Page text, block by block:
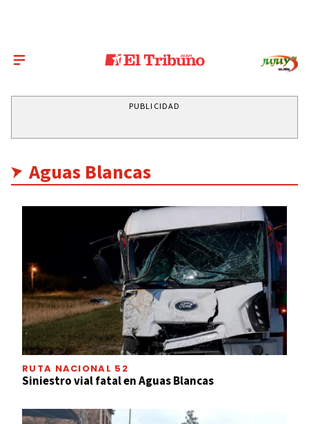
PUBLICIDAD
Aguas Blancas
RUTA NACIONAL 52
Siniestro vial fatal en Aguas Blancas